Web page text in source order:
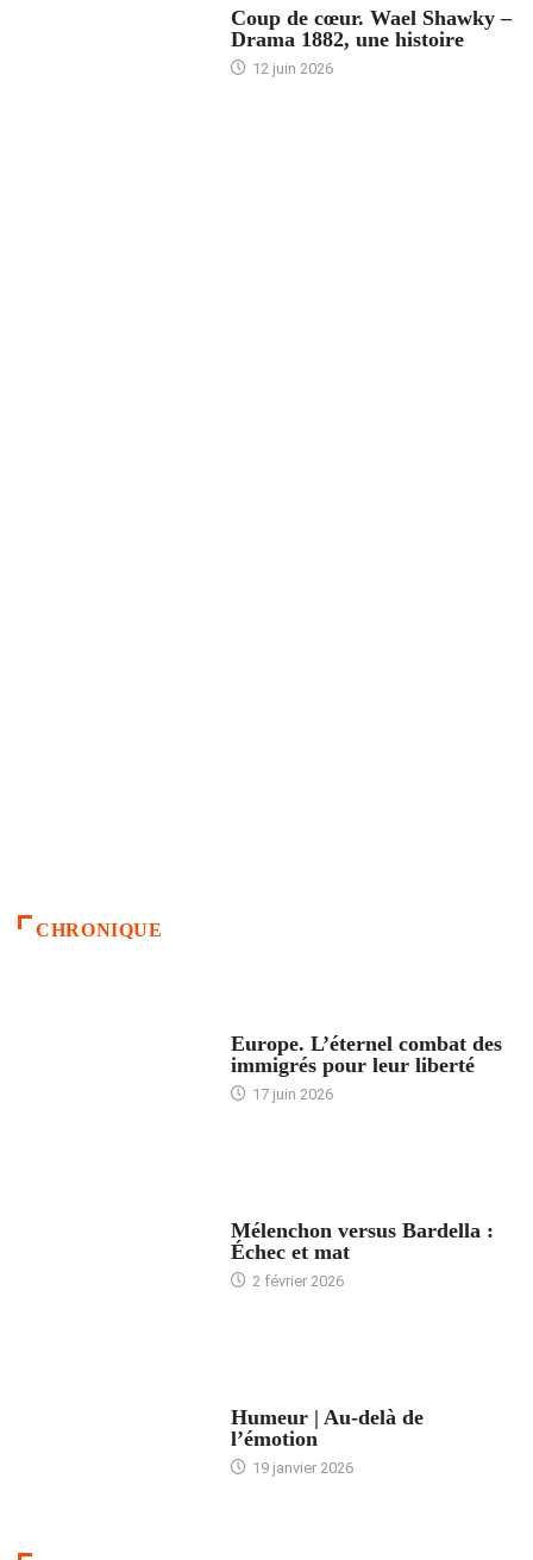
Coup de cœur. Wael Shawky –
Drama 1882, une histoire
12 juin 2026
CHRONIQUE
Europe. L’éternel combat des
immigrés pour leur liberté
17 juin 2026
Mélenchon versus Bardella :
Échec et mat
2 février 2026
Humeur | Au-delà de
l’émotion
19 janvier 2026